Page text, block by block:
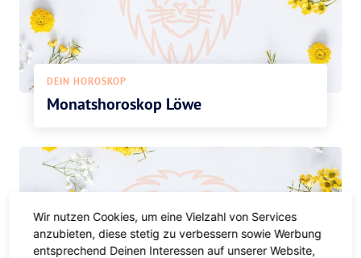
DEIN HOROSKOP
Monatshoroskop Löwe
Wir nutzen Cookies, um eine Vielzahl von Services
anzubieten, diese stetig zu verbessern sowie Werbung
entsprechend Deinen Interessen auf unserer Website,